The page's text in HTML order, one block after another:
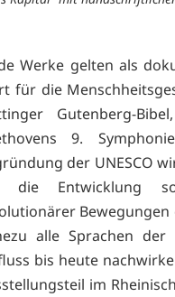
Werke gelten als
für die
Gutenberg-
9.
der UNESCO
die Entwicklung
Bewegungen
alle Sprachen
bis heute
im